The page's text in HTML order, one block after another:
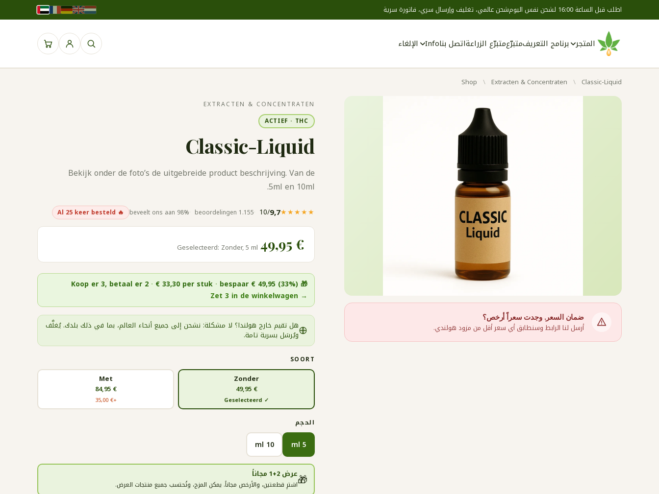
اطلب قبل الساعة 16:00 لشحن نفس اليوم شحن عالمي، تغليف وإرسال سري، فاتورة سرية
المتجر برنامج التعريفمتبرّعمتبرّع الزراعةاتصل بناInfo الإلغاء
Shop / Extracten & Concentraten / Classic-Liquid
ضمان السعر. وجدت سعراً أرخص؟
أرسل لنا الرابط وسنطابق أي سعر أقل من مزود هولندي.
EXTRACTEN & CONCENTRATEN
ACTIEF · THC
Classic-Liquid
Bekijk onder de foto’s de uitgebreide product beschrijving. Van de
5ml en 10ml.
★★★★★
9,7
/10
1.155 beoordelingen
98% beveelt ons aan
🔥 Al 25 keer besteld
€ 49,95
Geselecteerd: Zonder, 5 ml
🎁
Koop er 3, betaal er 2 · € 33,30 per stuk · bespaar € 49,95 (33%)
→ Zet 3 in de winkelwagen
هل تقيم خارج هولندا؟ لا مشكلة: نشحن إلى جميع أنحاء العالم، بما في ذلك بلدك. يُغلَّف
ويُرسَل بسرية تامة.
SOORT
Zonder
€ 49,95
✓ Geselecteerd
Met
€ 84,95
+€ 35,00
الحجم
5 ml
10 ml
🎁عرض 2+1 مجاناً
اشترِ قطعتين، والأرخص مجاناً. يمكن المزج، وتُحتسب جميع منتجات العرض.